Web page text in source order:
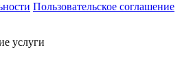
Пользовательское соглашение
услуги